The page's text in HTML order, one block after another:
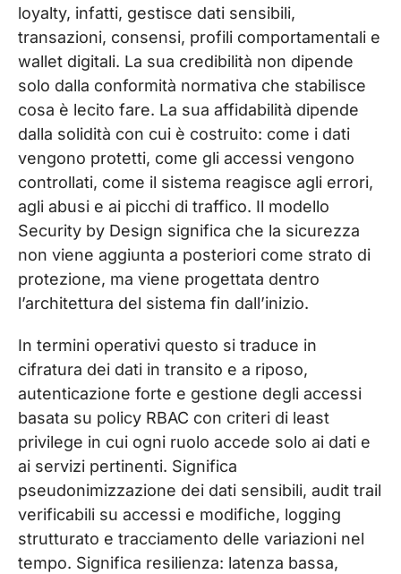
loyalty, infatti, gestisce dati sensibili,
transazioni, consensi, profili comportamentali e
wallet digitali. La sua credibilità non dipende
solo dalla conformità normativa che stabilisce
cosa è lecito fare. La sua affidabilità dipende
dalla solidità con cui è costruito: come i dati
vengono protetti, come gli accessi vengono
controllati, come il sistema reagisce agli errori,
agli abusi e ai picchi di traffico. Il modello
Security by Design significa che la sicurezza
non viene aggiunta a posteriori come strato di
protezione, ma viene progettata dentro
l’architettura del sistema fin dall’inizio.
In termini operativi questo si traduce in
cifratura dei dati in transito e a riposo,
autenticazione forte e gestione degli accessi
basata su policy RBAC con criteri di least
privilege in cui ogni ruolo accede solo ai dati e
ai servizi pertinenti. Significa
pseudonimizzazione dei dati sensibili, audit trail
verificabili su accessi e modifiche, logging
strutturato e tracciamento delle variazioni nel
tempo. Significa resilienza: latenza bassa,